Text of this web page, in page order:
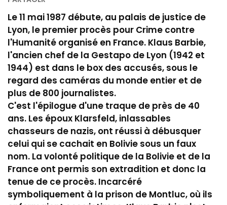
Le 11 mai 1987 débute, au palais de justice de
Lyon, le premier procès pour Crime contre
l'Humanité organisé en France. Klaus Barbie,
l'ancien chef de la Gestapo de Lyon (1942 et
1944) est dans le box des accusés, sous le
regard des caméras du monde entier et de
plus de 800 journalistes.
C'est l'épilogue d'une traque de près de 40
ans. Les époux Klarsfeld, inlassables
chasseurs de nazis, ont réussi à débusquer
celui qui se cachait en Bolivie sous un faux
nom. La volonté politique de la Bolivie et de la
France ont permis son extradition et donc la
tenue de ce procès. Incarcéré
symboliquement à la prison de Montluc, où ils